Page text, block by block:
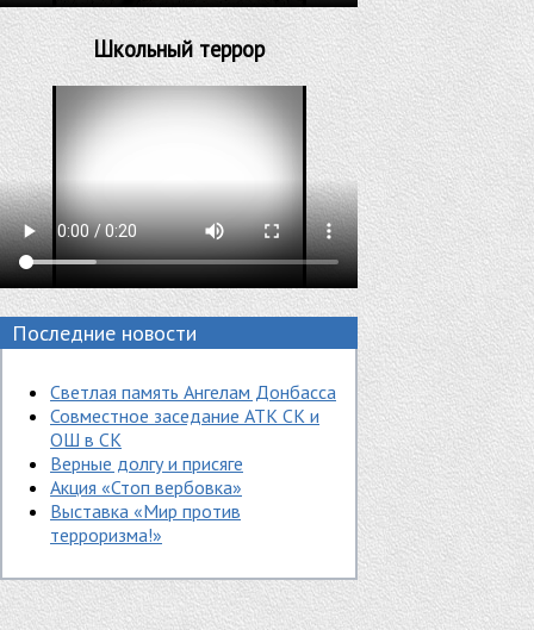
Школьный террор
Последние новости
Светлая память Ангелам Донбасса
Совместное заседание АТК СК и
ОШ в СК
Верные долгу и присяге
Акция «Стоп вербовка»
Выставка «Мир против
терроризма!»